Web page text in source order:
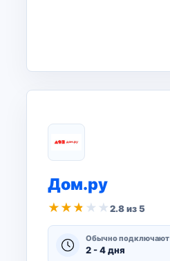
Дом.ру
★ ★ ★ ★ ★2.8 из 5
Обычно подключают
2 - 4 дня